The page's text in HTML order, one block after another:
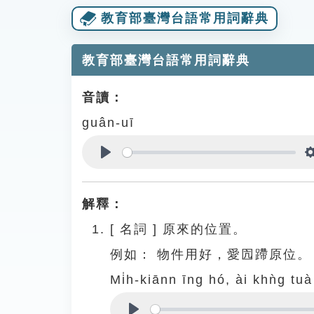
教育部臺灣台語常用詞辭典
教育部臺灣台語常用詞辭典
音讀：
guân-uī
解釋：
[ 名詞 ] 原來的位置。
例如：
物件用好，愛囥蹛原位。
Mi̍h-kiānn īng hó, ài khǹg